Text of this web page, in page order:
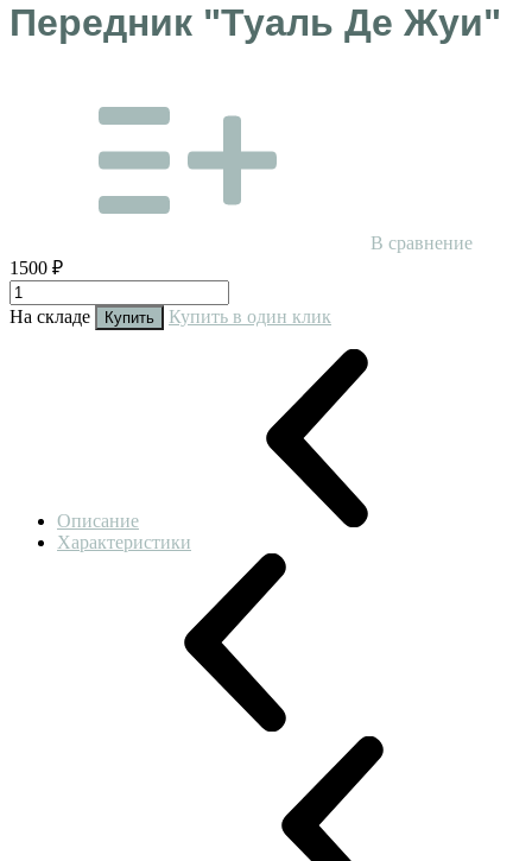
Передник "Туаль Де Жуи"
В сравнение
1500 ₽
На складе Купить Купить в один клик
Описание
Характеристики